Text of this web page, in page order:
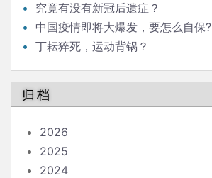
究竟有没有新冠后遗症？
中国疫情即将大爆发，要怎么自保?
丁耘猝死，运动背锅？
归档
2026
2025
2024